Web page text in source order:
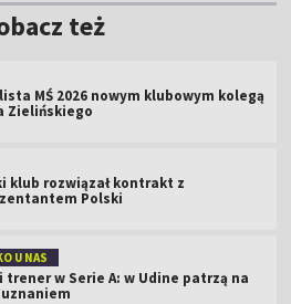
też
MŚ 2026 nowym klubowym kolegą
Zielińskiego
klub rozwiązał kontrakt z
Polski
U NAS
trener w Serie A: w Udine patrzą na